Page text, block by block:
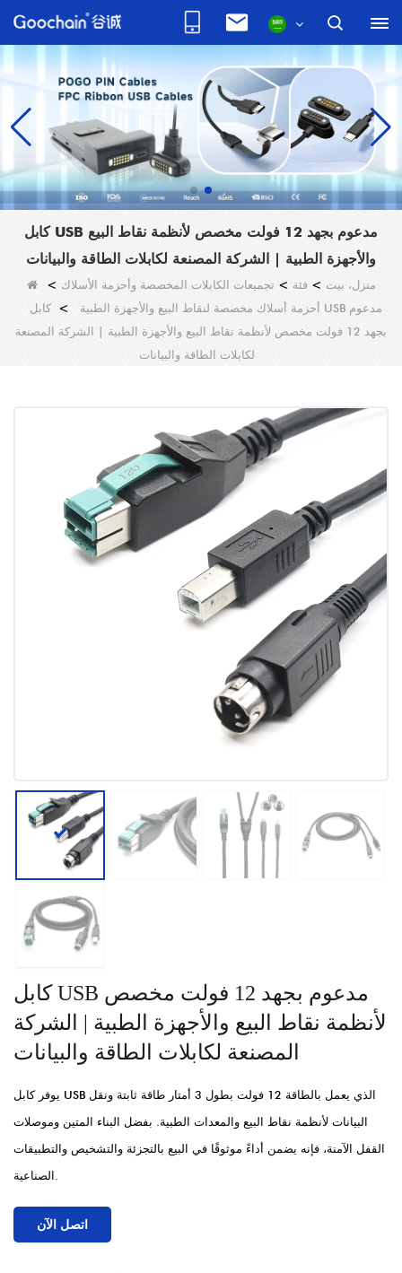
كابل USB مدعوم بجهد 12 فولت مخصص لأنظمة نقاط البيع
والأجهزة الطبية | الشركة المصنعة لكابلات الطاقة والبيانات
منزل، بيت >فئة > تجميعات الكابلات المخصصة وأحزمة الأسلاك >
أحزمة أسلاك مخصصة لنقاط البيع والأجهزة الطبية >كابل USB مدعوم
بجهد 12 فولت مخصص لأنظمة نقاط البيع والأجهزة الطبية | الشركة المصنعة
لكابلات الطاقة والبيانات
كابل USB مدعوم بجهد 12 فولت مخصص
لأنظمة نقاط البيع والأجهزة الطبية | الشركة
المصنعة لكابلات الطاقة والبيانات
يوفر كابل USB الذي يعمل بالطاقة 12 فولت بطول 3 أمتار طاقة ثابتة ونقل
البيانات لأنظمة نقاط البيع والمعدات الطبية. بفضل البناء المتين وموصلات
القفل الآمنة، فإنه يضمن أداءً موثوقًا في البيع بالتجزئة والتشخيص والتطبيقات
الصناعية.
اتصل الآن